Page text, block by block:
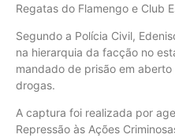
Regatas do Flamengo e Club
Segundo a Polícia Civil,
na hierarquia da facção no
mandado de prisão em
drogas.
A captura foi realizada por
Repressão às Ações